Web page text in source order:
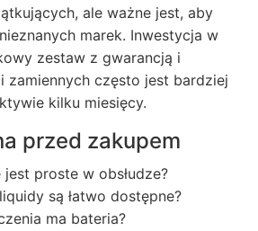
ale ważne jest, aby
marek. Inwestycja w
zestaw z gwarancją i
zamiennych często jest bardziej
kilku miesięcy.
przed zakupem
proste w obsłudze?
są łatwo dostępne?
ma bateria?